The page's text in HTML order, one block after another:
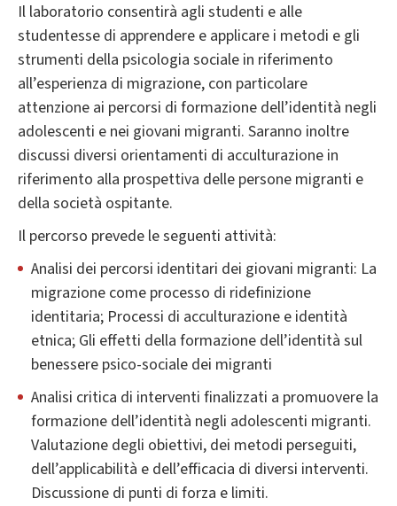
Il laboratorio consentirà agli studenti e alle
studentesse di apprendere e applicare i metodi e gli
strumenti della psicologia sociale in riferimento
all’esperienza di migrazione, con particolare
attenzione ai percorsi di formazione dell’identità negli
adolescenti e nei giovani migranti. Saranno inoltre
discussi diversi orientamenti di acculturazione in
riferimento alla prospettiva delle persone migranti e
della società ospitante.
Il percorso prevede le seguenti attività:
Analisi dei percorsi identitari dei giovani migranti: La
migrazione come processo di ridefinizione
identitaria; Processi di acculturazione e identità
etnica; Gli effetti della formazione dell’identità sul
benessere psico-sociale dei migranti
Analisi critica di interventi finalizzati a promuovere la
formazione dell’identità negli adolescenti migranti.
Valutazione degli obiettivi, dei metodi perseguiti,
dell’applicabilità e dell’efficacia di diversi interventi.
Discussione di punti di forza e limiti.